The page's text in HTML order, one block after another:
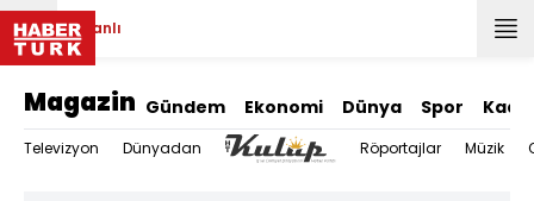
Canlı
Magazin Gündem Ekonomi Dünya Spor
Televizyon Dünyadan Röportajlar Müzik